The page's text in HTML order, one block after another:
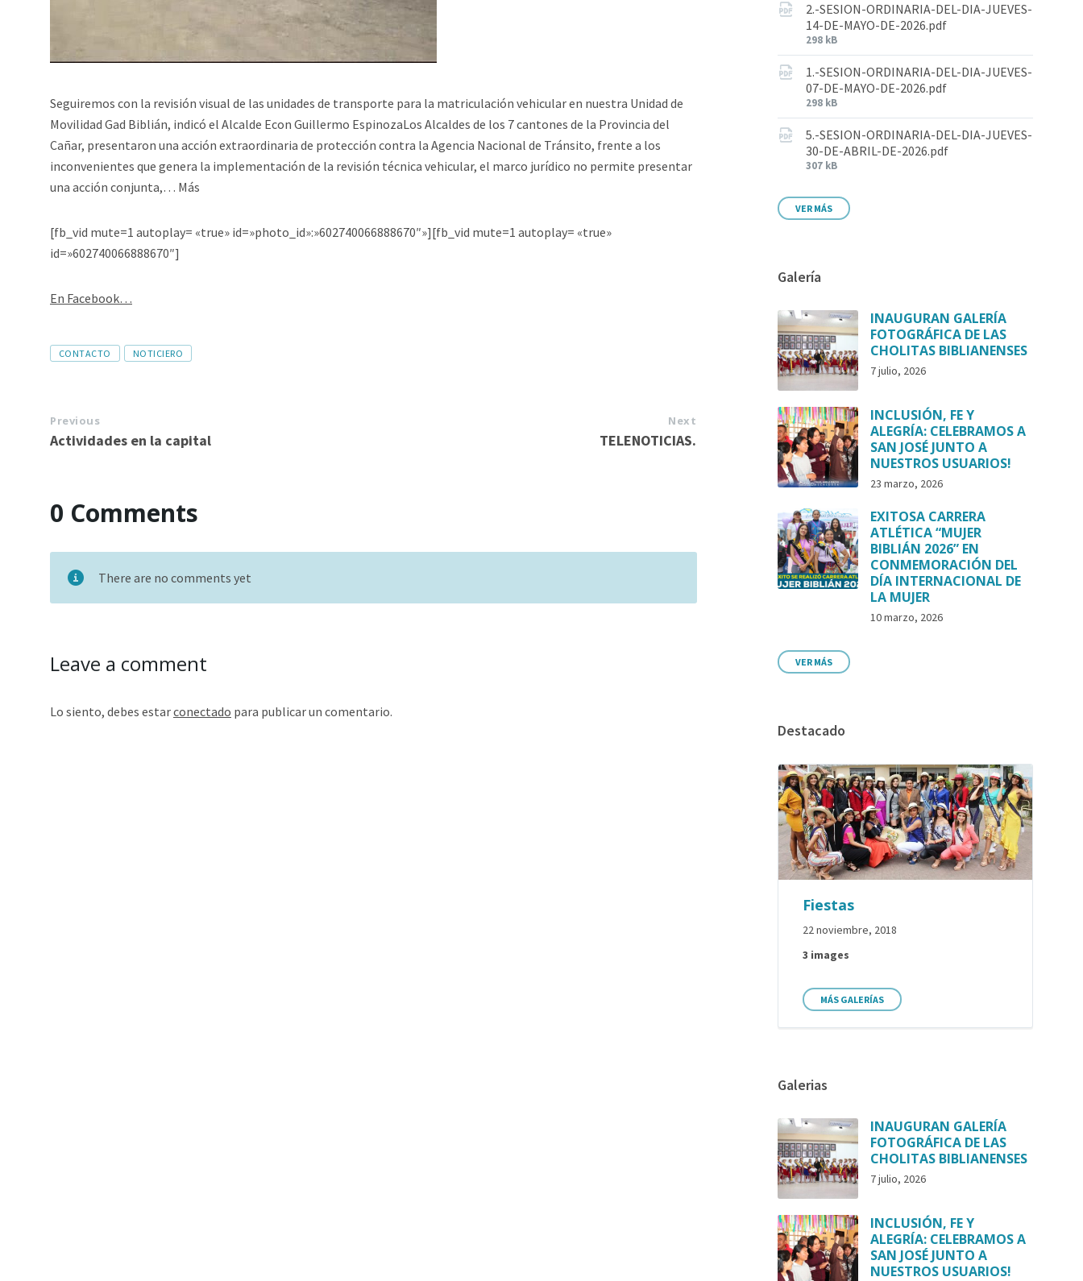
Seguiremos con la revisión visual de las unidades de transporte para la matriculación vehicular en nuestra Unidad de
Movilidad Gad Biblián, indicó el Alcalde Econ Guillermo EspinozaLos Alcaldes de los 7 cantones de la Provincia del
Cañar, presentaron una acción extraordinaria de protección contra la Agencia Nacional de Tránsito, frente a los
inconvenientes que genera la implementación de la revisión técnica vehicular, el marco jurídico no permite presentar
una acción conjunta,… Más
[fb_vid mute=1 autoplay= «true» id=»photo_id»:»602740066888670″»][fb_vid mute=1 autoplay= «true»
id=»602740066888670″]
En Facebook…
CONTACTO NOTICIERO
Previous
Actividades en la capital
Next
TELENOTICIAS.
0 Comments
There are no comments yet
Leave a comment
Lo siento, debes estarconectado para publicar un comentario.
2.-SESION-ORDINARIA-DEL-DIA-JUEVES-
14-DE-MAYO-DE-2026.pdf
298 kB
1.-SESION-ORDINARIA-DEL-DIA-JUEVES-
07-DE-MAYO-DE-2026.pdf
298 kB
5.-SESION-ORDINARIA-DEL-DIA-JUEVES-
30-DE-ABRIL-DE-2026.pdf
307 kB
VER MÁS
Galería
INAUGURAN GALERÍA
FOTOGRÁFICA DE LAS
CHOLITAS BIBLIANENSES
7 julio, 2026
INCLUSIÓN, FE Y
ALEGRÍA: CELEBRAMOS A
SAN JOSÉ JUNTO A
NUESTROS USUARIOS!
23 marzo, 2026
EXITOSA CARRERA
ATLÉTICA “MUJER
BIBLIÁN 2026” EN
CONMEMORACIÓN DEL
DÍA INTERNACIONAL DE
LA MUJER
10 marzo, 2026
VER MÁS
Destacado
Fiestas
22 noviembre, 2018
3 images
MÁS GALERÍAS
Galerias
INAUGURAN GALERÍA
FOTOGRÁFICA DE LAS
CHOLITAS BIBLIANENSES
7 julio, 2026
INCLUSIÓN, FE Y
ALEGRÍA: CELEBRAMOS A
SAN JOSÉ JUNTO A
NUESTROS USUARIOS!